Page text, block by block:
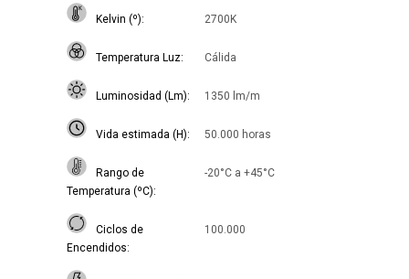
Kelvin (º) 2700K
Temperatura Luz Cálida
Luminosidad (Lm) 1350 lm/m
Vida estimada (H) 50.000 horas
Rango de
Temperatura (ºC)
-20°C a +45°C
Ciclos de
Encendidos
100.000